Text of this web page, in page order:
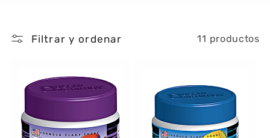
c
Filtrar y ordenar 11 productos